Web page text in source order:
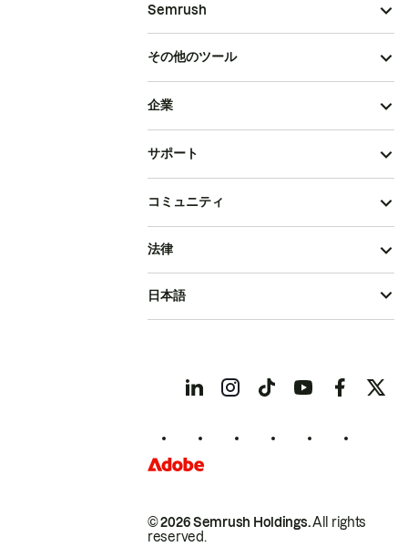
Semrush
その他のツール
企業
サポート
コミュニティ
© 2026 Semrush Holdings.All rights
reserved.
法律
日本語